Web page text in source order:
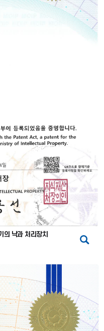
낙과 처리장치